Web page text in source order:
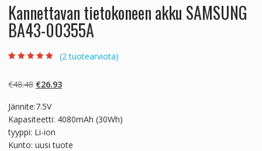
Kannettavan tietokoneen akku SAMSUNG
BA43-00355A
asiakkaan
(2tuotearviota)
€48.48 Alkuperäinen
oli:
€48.48.
€26.93Nykyinen
€26.93.
Jännite:7.5V
Kapasiteetti: 4080mAh (30Wh)
tyyppi: Li-ion
Kunto: uusi tuote